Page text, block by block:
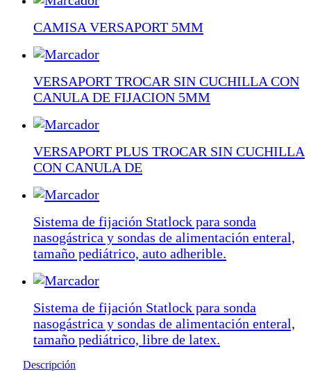
CAMISA VERSAPORT 5MM
VERSAPORT TROCAR SIN CUCHILLA CON
CANULA DE FIJACION 5MM
VERSAPORT PLUS TROCAR SIN CUCHILLA
CON CANULA DE
Sistema de fijación Statlock para sonda
nasogástrica y sondas de alimentación enteral,
tamaño pediátrico, auto adherible.
Sistema de fijación Statlock para sonda
nasogástrica y sondas de alimentación enteral,
tamaño pediátrico, libre de latex.
Descripción